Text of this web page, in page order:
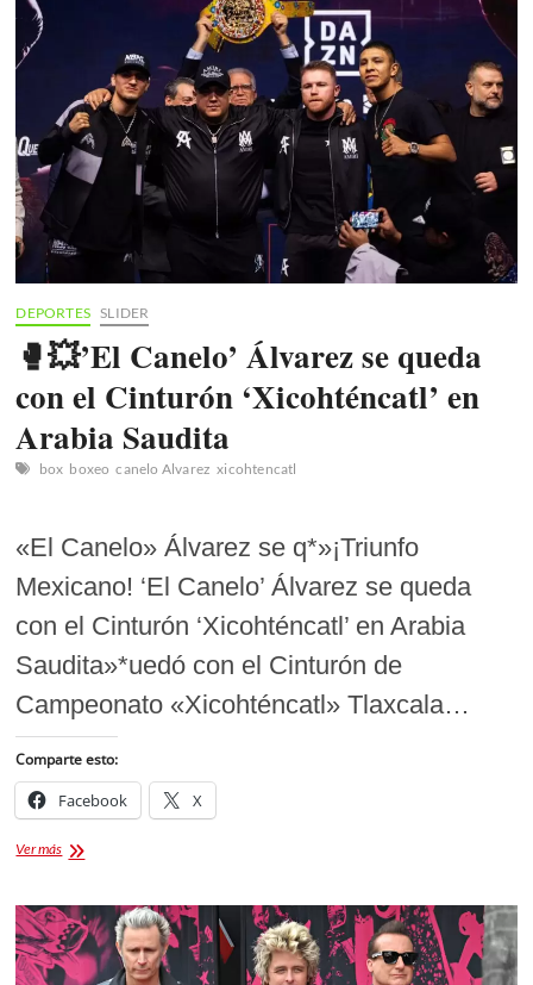
Tlaxcala
en
el
Día
de
DEPORTES SLIDER
🥊💥’El Canelo’ Álvarez se queda
con el Cinturón ‘Xicohténcatl’ en
Arabia Saudita
box boxeo canelo Alvarez xicohtencatl
«El Canelo» Álvarez se q*»¡Triunfo
Mexicano! ‘El Canelo’ Álvarez se queda
con el Cinturón ‘Xicohténcatl’ en Arabia
Saudita»*uedó con el Cinturón de
Campeonato «Xicohténcatl» Tlaxcala…
Comparte esto:
Facebook X
Ver más🥊
Álvarez
se
queda
con